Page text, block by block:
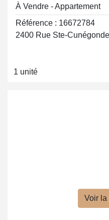
À Vendre - Appartement
Référence : 16672784
2400 Rue Ste-
1 unité
Voir la